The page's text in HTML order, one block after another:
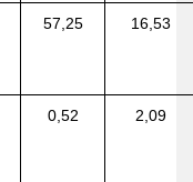
57,25 16,53
0,52 2,09